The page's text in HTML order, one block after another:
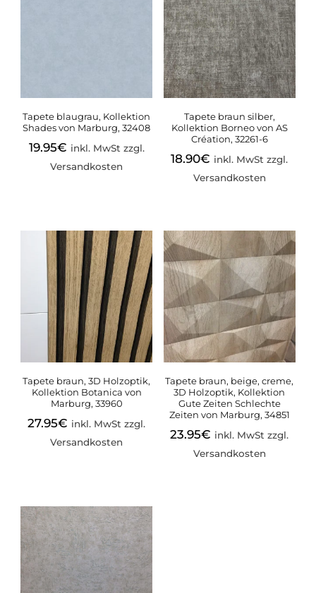
Tapete blaugrau, Kollektion
Shades von Marburg, 32408
19.95€ inkl. MwSt zzgl.
Versandkosten
Tapete braun silber,
Kollektion Borneo von AS
Création, 32261-6
18.90€ inkl. MwSt zzgl.
Versandkosten
Tapete braun, 3D Holzoptik,
Kollektion Botanica von
Marburg, 33960
27.95€ inkl. MwSt zzgl.
Versandkosten
Tapete braun, beige, creme,
3D Holzoptik, Kollektion
Gute Zeiten Schlechte
Zeiten von Marburg, 34851
23.95€ inkl. MwSt zzgl.
Versandkosten